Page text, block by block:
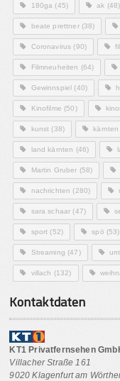
180ga (45) ak (48)
beate prettner(38)
Coronavirus (90)
Filmneuheiten (64)
Gewinnspiel (40)
Kinofilme (50)
kunst (38) kärnten
land kärnten (46)
Martin Gruber (58)
nachrichten (280)
sara schaar (47)
sport (52) spö (53)
Streaming (47)
villach (132)
Kontaktdaten
KT1 Privatfernsehen
Villacher Straße 161
9020 Klagenfurt am